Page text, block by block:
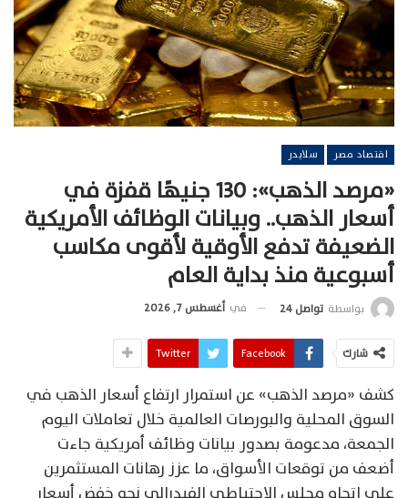
اقتصاد مصر سلايدر
«مرصد الذهب»: 130 جنيهًا قفزة في
أسعار الذهب.. وبيانات الوظائف الأمريكية
الضعيفة تدفع الأوقية لأقوى مكاسب
أسبوعية منذ بداية العام
بواسطة تواصل 24 في أغسطس 7, 2026
شارك Facebook
Twitter
كشف «مرصد الذهب» عن استمرار ارتفاع أسعار الذهب في
السوق المحلية والبورصات العالمية خلال تعاملات اليوم
الجمعة، مدعومة بصدور بيانات وظائف أمريكية جاءت
أضعف من توقعات الأسواق، ما عزز رهانات المستثمرين
على اتجاه مجلس الاحتياطي الفيدرالي نحو خفض أسعار